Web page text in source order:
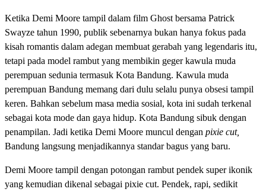
Ketika Demi Moore tampil dalam film Ghost bersama Patrick
Swayze tahun 1990, publik sebenarnya bukan hanya fokus pada
kisah romantis dalam adegan membuat gerabah yang legendaris itu,
tetapi pada model rambut yang membikin geger kawula muda
perempuan sedunia termasuk Kota Bandung. Kawula muda
perempuan Bandung memang dari dulu selalu punya obsesi tampil
keren. Bahkan sebelum masa media sosial, kota ini sudah terkenal
sebagai kota mode dan gaya hidup. Kota Bandung sibuk dengan
penampilan. Jadi ketika Demi Moore muncul dengan pixie cut,
Bandung langsung menjadikannya standar bagus yang baru.
Demi Moore tampil dengan potongan rambut pendek super ikonik
yang kemudian dikenal sebagai pixie cut. Pendek, rapi, sedikit